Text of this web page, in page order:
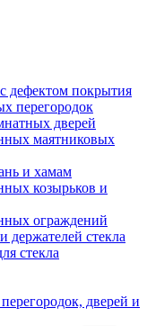
дефектом покрытия
перегородок
дверей
маятниковых
и хамам
козырьков и
ограждений
держателей стекла
стекла
дверей и